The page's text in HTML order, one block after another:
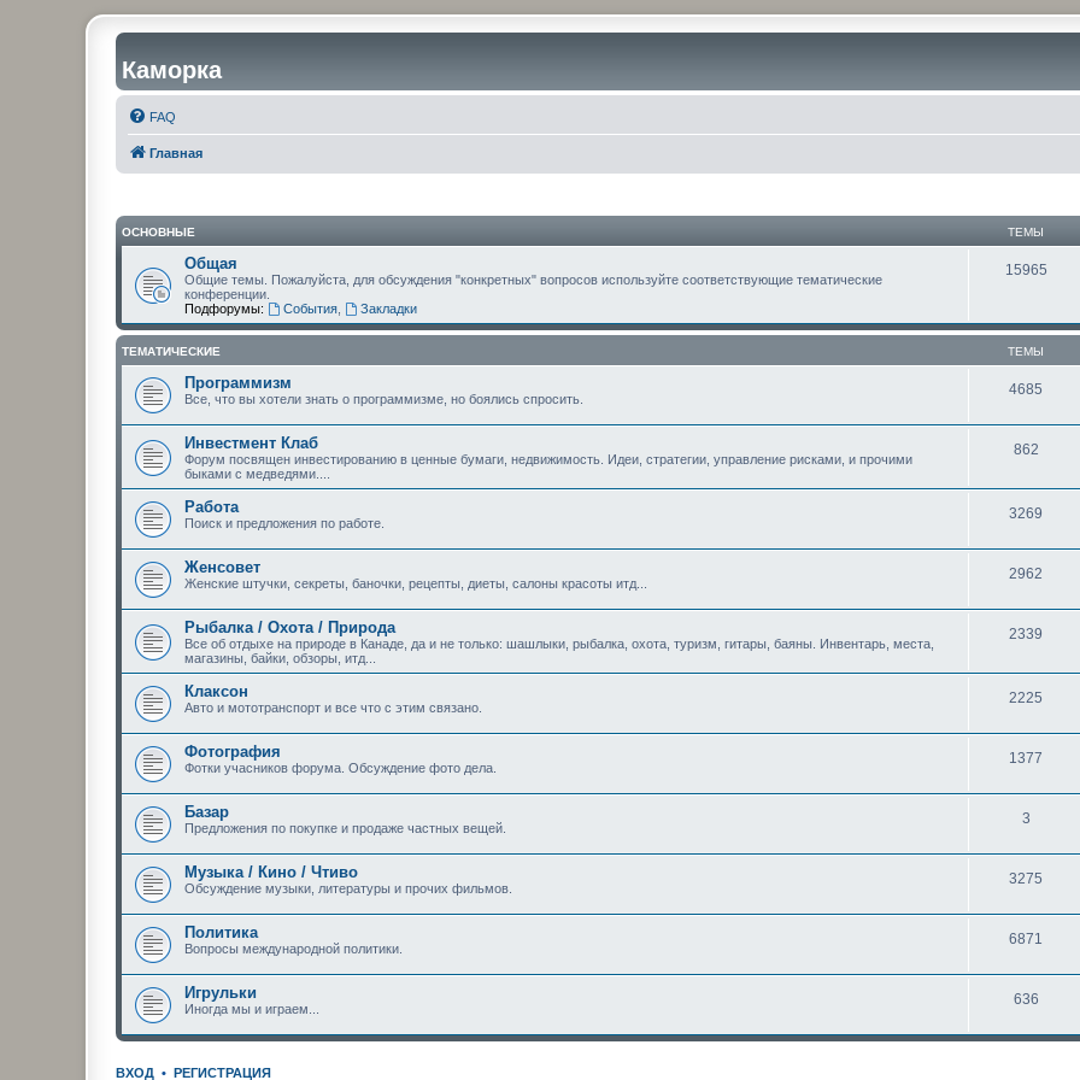
Каморка
FAQ
Главная
ОСНОВНЫЕ ТЕМЫ
Общая
Общие темы. Пожалуйста, для обсуждения "конкретных" вопросов используйте соответствующие тематические
конференции.
Подфорумы:
События, Закладки
15965
ТЕМАТИЧЕСКИЕ ТЕМЫ
Программизм
Все, что вы хотели знать о программизме, но боялись спросить.
4685
Инвестмент Клаб
Форум посвящен инвестированию в ценные бумаги, недвижимость. Идеи, стратегии, управление рисками, и прочими
быками с медведями....
862
Работа
Поиск и предложения по работе.
3269
Женсовет
Женские штучки, секреты, баночки, рецепты, диеты, салоны красоты итд...
2962
Рыбалка / Охота / Природа
Все об отдыхе на природе в Канаде, да и не только: шашлыки, рыбалка, охота, туризм, гитары, баяны. Инвентарь, места,
магазины, байки, обзоры, итд...
2339
Клаксон
Авто и мототранспорт и все что с этим связано.
2225
Фотография
Фотки учасников форума. Обсуждение фото дела.
1377
Базар
Предложения по покупке и продаже частных вещей.
3
Музыка / Кино / Чтиво
Обсуждение музыки, литературы и прочих фильмов.
3275
Политика
Вопросы международной политики.
6871
Игрульки
Иногда мы и играем...
636
ВХОД • РЕГИСТРАЦИЯ